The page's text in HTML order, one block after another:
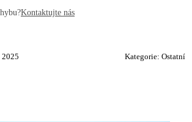
Kontaktujte nás
Kategorie: Ostatní